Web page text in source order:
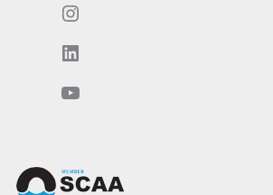
Instagram
LinkedIn
YouTube